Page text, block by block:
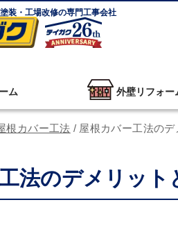
装・工場改修の専門工事会社
ム 外壁リフォー
根カバー工法 / 屋根カバー工法の
法のデメリッ